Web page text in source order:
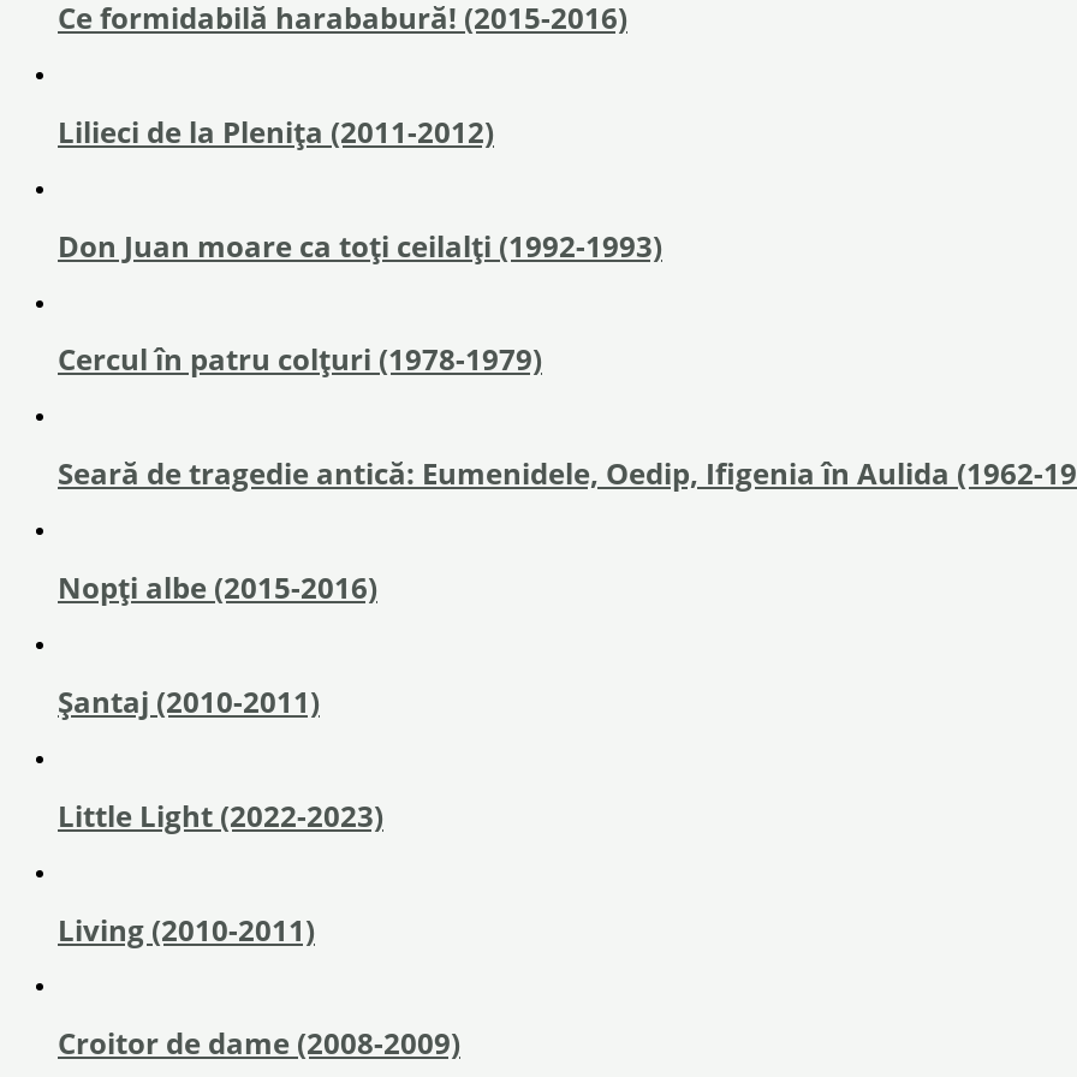
Ce formidabilă harababură! (2015-2016)
Lilieci de la Pleniţa (2011-2012)
Don Juan moare ca toți ceilalți (1992-1993)
Cercul în patru colțuri (1978-1979)
Seară de tragedie antică: Eumenidele, Oedip, Ifigenia în Aulida (1962-
Nopți albe (2015-2016)
Șantaj (2010-2011)
Little Light (2022-2023)
Living (2010-2011)
Croitor de dame (2008-2009)